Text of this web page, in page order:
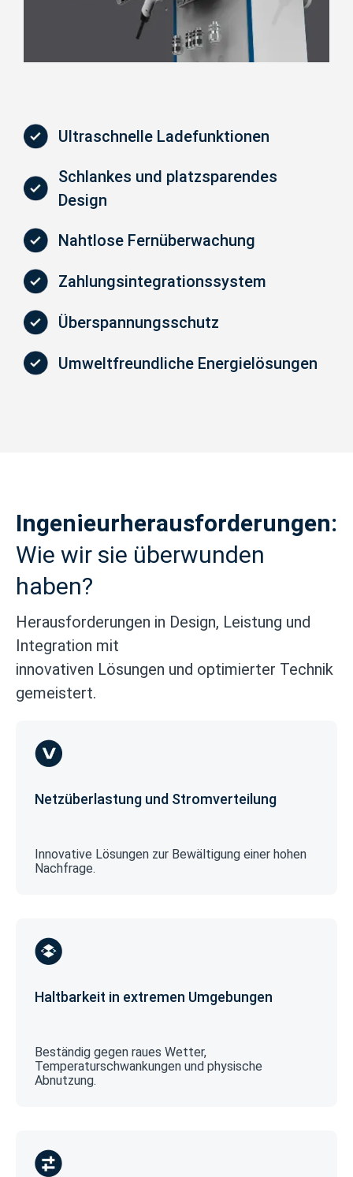
Ultraschnelle Ladefunktionen
Schlankes und platzsparendes
Design
Nahtlose Fernüberwachung
Zahlungsintegrationssystem
Überspannungsschutz
Umweltfreundliche Energielösungen
Ingenieurherausforderungen:
Wie wir sie überwunden
haben?
Herausforderungen in Design, Leistung und
Integration mit
innovativen Lösungen und optimierter Technik
gemeistert.
Netzüberlastung und Stromverteilung
Innovative Lösungen zur Bewältigung einer hohen
Nachfrage.
Haltbarkeit in extremen Umgebungen
Beständig gegen raues Wetter,
Temperaturschwankungen und physische
Abnutzung.